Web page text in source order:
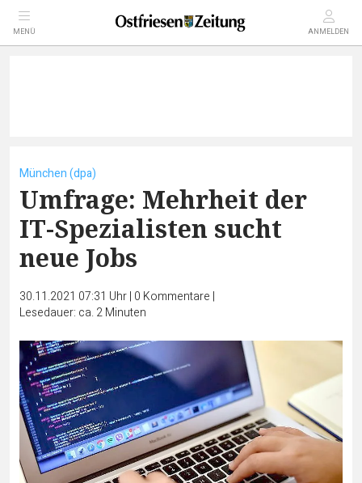
MENÜ ANMELDEN
München (dpa)
Umfrage: Mehrheit der
IT-Spezialisten sucht
neue Jobs
30.11.2021 07:31 Uhr| 0 Kommentare |
Lesedauer: ca. 2 Minuten